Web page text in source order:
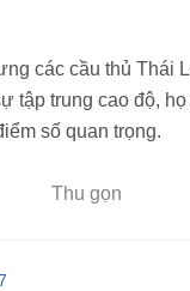
các cầu thủ Thái
tập trung cao độ,
số quan trọng.
Thu gọn